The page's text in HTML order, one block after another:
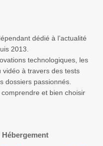
dédié à l’actualité
2013.
technologiques, les
vidéo à travers des tests
dossiers passionnés.
et bien choisir
Hébergement